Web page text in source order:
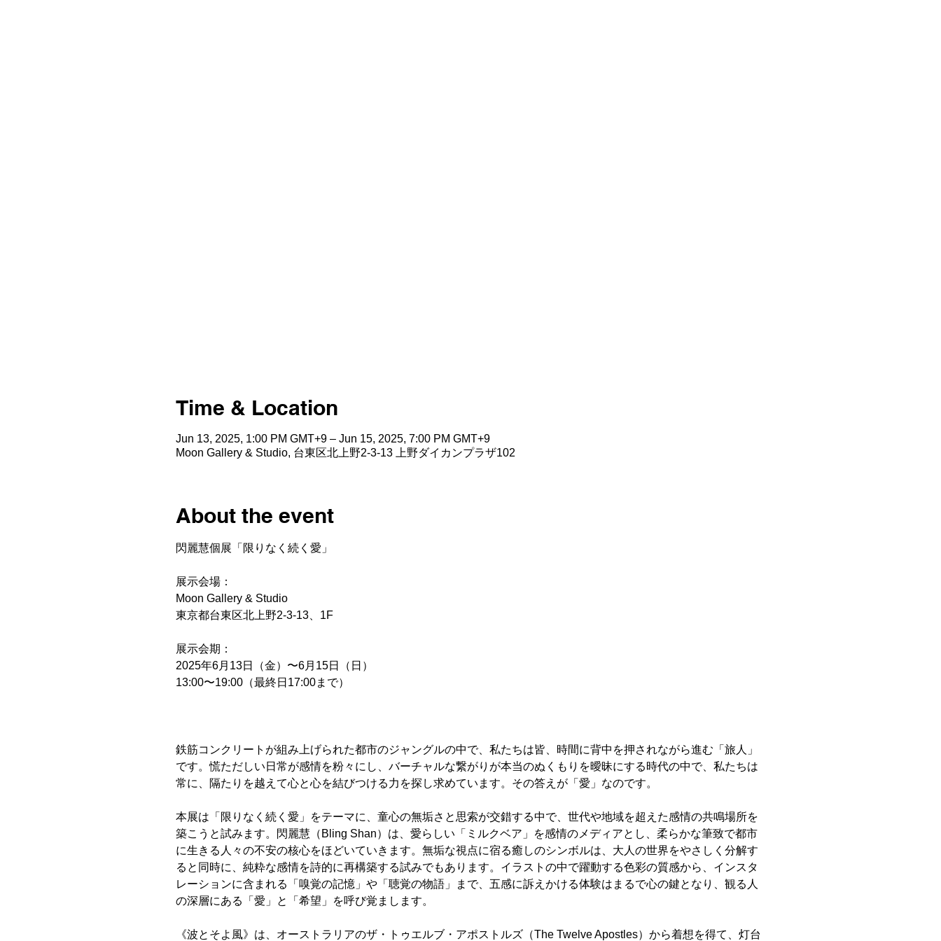
Time & Location
Jun 13, 2025, 1:00 PM GMT+9 – Jun 15, 2025, 7:00 PM GMT+9
Moon Gallery & Studio, 台東区北上野2-3-13 上野ダイカンプラザ102
About the event
閃麗慧個展「限りなく続く愛」
展示会場：
Moon Gallery & Studio
東京都台東区北上野2-3-13、1F
展示会期：
2025年6月13日（金）〜6月15日（日）
13:00〜19:00（最終日17:00まで）
鉄筋コンクリートが組み上げられた都市のジャングルの中で、私たちは皆、時間に背中を押されながら進む「旅人」
です。慌ただしい日常が感情を粉々にし、バーチャルな繋がりが本当のぬくもりを曖昧にする時代の中で、私たちは
常に、隔たりを越えて心と心を結びつける力を探し求めています。その答えが「愛」なのです。
本展は「限りなく続く愛」をテーマに、童心の無垢さと思索が交錯する中で、世代や地域を超えた感情の共鳴場所を
築こうと試みます。閃麗慧（Bling Shan）は、愛らしい「ミルクベア」を感情のメディアとし、柔らかな筆致で都市
に生きる人々の不安の核心をほどいていきます。無垢な視点に宿る癒しのシンボルは、大人の世界をやさしく分解す
ると同時に、純粋な感情を詩的に再構築する試みでもあります。イラストの中で躍動する色彩の質感から、インスタ
レーションに含まれる「嗅覚の記憶」や「聴覚の物語」まで、五感に訴えかける体験はまるで心の鍵となり、観る人
の深層にある「愛」と「希望」を呼び覚まします。
《波とそよ風》は、オーストラリアのザ・トゥエルブ・アポストルズ（The Twelve Apostles）から着想を得て、灯台